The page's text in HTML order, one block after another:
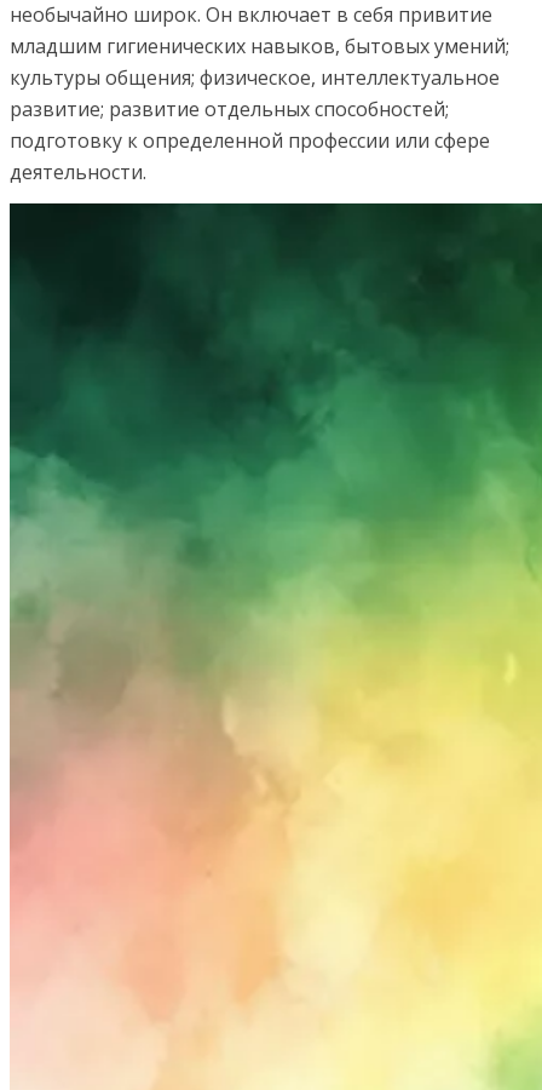
необычайно широк. Он включает в себя привитие
младшим гигиенических навыков, бытовых умений;
культуры общения; физическое, интеллектуальное
развитие; развитие отдельных способностей;
подготовку к определенной профессии или сфере
деятельности.